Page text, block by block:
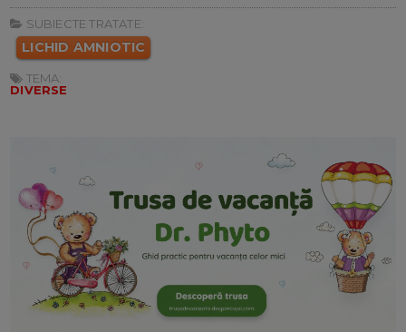
SUBIECTE TRATATE:
LICHID AMNIOTIC
TEMA:
DIVERSE